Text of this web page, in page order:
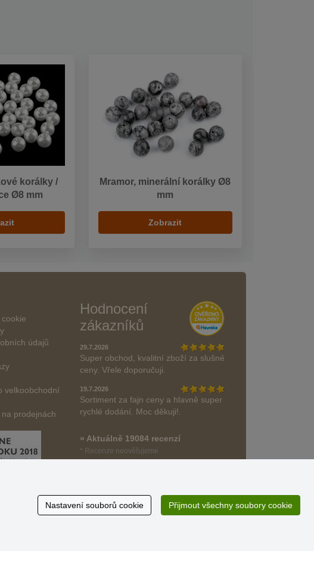
korálky /
Ø8 mm
Mramor, minerální korálky Ø8
mm
Zobrazit
údajů
velkoobchodní
prodejnách
Hodnocení
zákazníků
29.7.2026
Super obchod, kvalitní zboží za slušné
ceny. Vřele doporučuji.
19.7.2026
Sortiment za fajn ceny a hlavně super
rychlé dodání. Moc děkuji!.
» Aktuálně 19084 recenzí
* Recenze neověřujeme
Nastavení souborů cookie Přijmout všechny soubory cookie